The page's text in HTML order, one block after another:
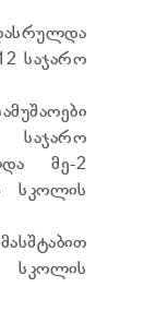
საჯარო
საჯარო
მე-2
სკოლის